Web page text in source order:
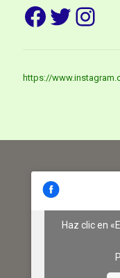
Facebook
Twitter
https://
Haz clic en